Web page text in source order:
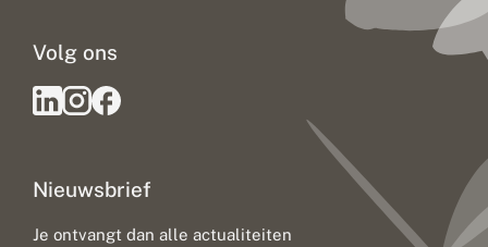
Nieuwsbrief
Je ontvangt dan alle actualiteiten
Volg ons